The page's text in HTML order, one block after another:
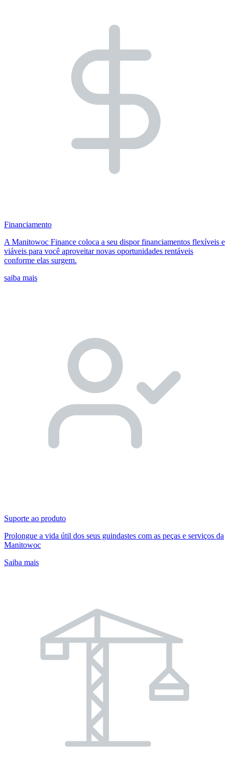
Financiamento
A Manitowoc Finance coloca a seu dispor financiamentos flexíveis e
viáveis para você aproveitar novas oportunidades rentáveis
conforme elas surgem.
saiba mais
Suporte ao produto
Prolongue a vida útil dos seus guindastes com as peças e serviços da
Manitowoc
Saiba mais